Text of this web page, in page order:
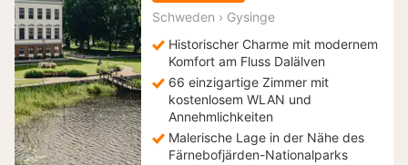
104,83
Schweden › Gysinge
Historischer Charme mit modernem
Komfort am Fluss Dalälven
66 einzigartige Zimmer mit
kostenlosem WLAN und
Annehmlichkeiten
Malerische Lage in der Nähe des
Färnebofjärden-Nationalparks